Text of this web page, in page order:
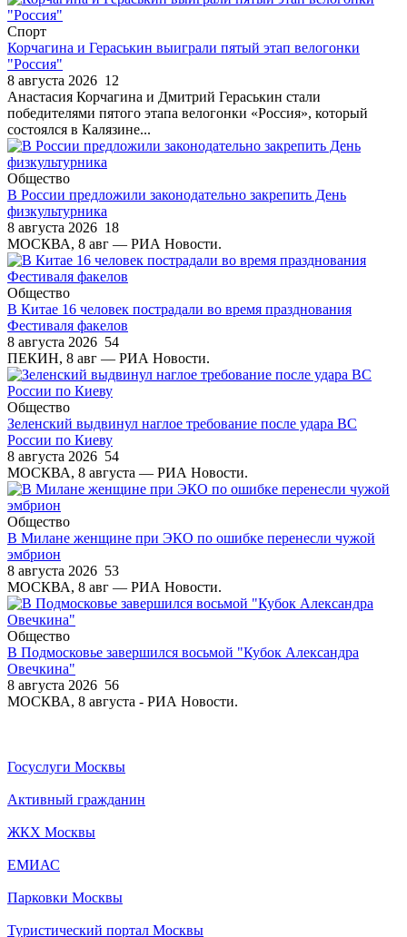
Спорт
Корчагина и Гераськин выиграли пятый этап велогонки
"Россия"
8 августа 2026 12
Анастасия Корчагина и Дмитрий Гераськин стали
победителями пятого этапа велогонки «Россия», который
состоялся в Калязине...
Общество
В России предложили законодательно закрепить День
физкультурника
8 августа 2026 18
МОСКВА, 8 авг — РИА Новости.
Общество
В Китае 16 человек пострадали во время празднования
Фестиваля факелов
8 августа 2026 54
ПЕКИН, 8 авг — РИА Новости.
Общество
Зеленский выдвинул наглое требование после удара ВС
России по Киеву
8 августа 2026 54
МОСКВА, 8 августа — РИА Новости.
Общество
В Милане женщине при ЭКО по ошибке перенесли чужой
эмбрион
8 августа 2026 53
МОСКВА, 8 авг — РИА Новости.
Общество
В Подмосковье завершился восьмой "Кубок Александра
Овечкина"
8 августа 2026 56
МОСКВА, 8 августа - РИА Новости.
Госуслуги Москвы
Активный гражданин
ЖКХ Москвы
ЕМИАС
Парковки Москвы
Туристический портал Москвы